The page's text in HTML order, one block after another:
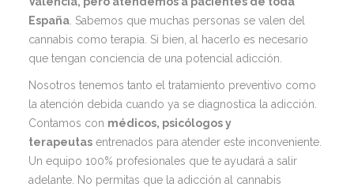
España. Sabemos que muchas personas se valen del
cannabis como terapia. Si bien, al hacerlo es necesario
que tengan conciencia de una potencial adicción.
Nosotros tenemos tanto el tratamiento preventivo como
la atención debida cuando ya se diagnostica la adicción.
Contamos con médicos, psicólogos y
terapeutasentrenados para atender este inconveniente.
Un equipo 100% profesionales que te ayudará a salir
adelante. No permitas que la adicción al cannabis